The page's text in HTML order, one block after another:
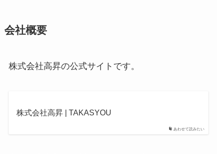
会社概要
株式会社高昇の公式サイトです。
あわせて読みたい
株式会社高昇 | TAKASYOU